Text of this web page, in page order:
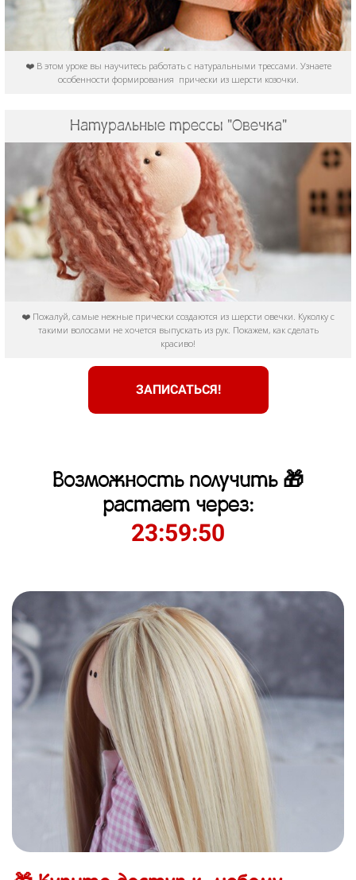
❤️ В этом уроке вы научитесь работать с натуральными трессами. Узнаете
особенности формирования прически из шерсти козочки.
Натуральные трессы "Овечка"
❤️ Пожалуй, самые нежные прически создаются из шерсти овечки. Куколку с
такими волосами не хочется выпускать из рук. Покажем, как сделать
красиво!
ЗАПИСАТЬСЯ!
Возможность получить 🎁
растает через:
23:59:49